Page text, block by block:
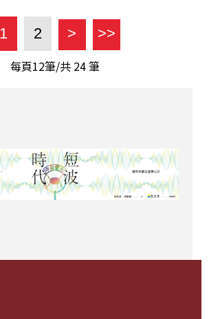
1 2 > >>
每頁12筆/共 24筆